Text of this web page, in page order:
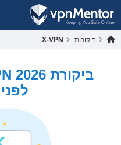
ביקורות X-VPN